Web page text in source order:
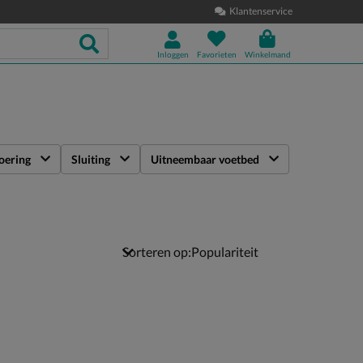
Klantenservice
Inloggen Favorieten Winkelmand
Sluiting Uitneembaar voetbed
Sorteren op: